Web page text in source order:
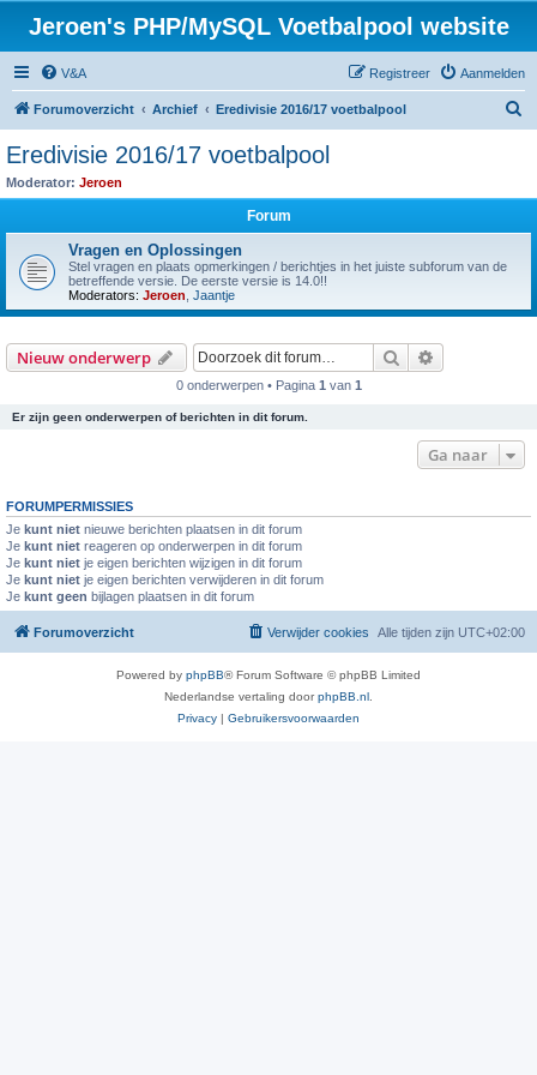
Jeroen's PHP/MySQL Voetbalpool website
V&A Aanmelden
Registreer
Forumoverzicht Archief Eredivisie 2016/17 voetbalpool
Eredivisie 2016/17 voetbalpool
Moderator: Jeroen
Forum
Vragen en Oplossingen
Stel vragen en plaats opmerkingen / berichtjes in het juiste subforum van de
betreffende versie. De eerste versie is 14.0!!
Moderators: Jeroen Jaantje
Nieuw onderwerp Zoek
0 onderwerpen • Pagina 1 van 1
Er zijn geen onderwerpen of berichten in dit forum.
Ga naar
FORUMPERMISSIES
Je kunt niet nieuwe berichten plaatsen in dit forum
Je kunt niet reageren op onderwerpen in dit forum
Je kunt niet je eigen berichten wijzigen in dit forum
Je kunt niet je eigen berichten verwijderen in dit forum
Je kunt geen bijlagen plaatsen in dit forum
Forumoverzicht Alle tijden zijn UTC+02:00
Verwijder cookies
Powered by phpBB® Forum Software © phpBB Limited
Nederlandse vertaling doorphpBB.nl
Privacy | Gebruikersvoorwaarden